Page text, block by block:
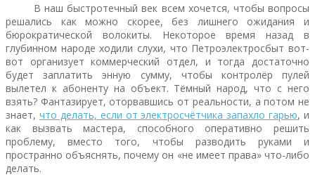
В наш быстротечный век всем хочется, чтобы вопросы
решались как можно скорее, без лишнего ожидания и
бюрократической волокиты. Некоторое время назад в
глубинном народе ходили слухи, что Петроэлектросбыт вот-
вот организует коммерческий отдел, и тогда достаточно
будет заплатить энную сумму, чтобы контролёр пулей
вылетел к абоненту на объект. Тёмный народ, что с него
взять? Фантазирует, оторвавшись от реальности, а потом не
знает, что делать, если от электросчётчика запахло гарью, и
как вызвать мастера, способного оперативно решить
проблему, вместо того, чтобы разводить руками и
пространно объяснять, почему он «не имеет права» что-либо
делать.